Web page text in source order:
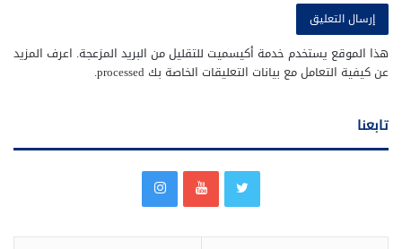
هذا الموقع يستخدم خدمة أكيسميت للتقليل من البريد المزعجة. اعرف المزيد
عن كيفية التعامل مع بيانات التعليقات الخاصة بك processed
.
تابعنا